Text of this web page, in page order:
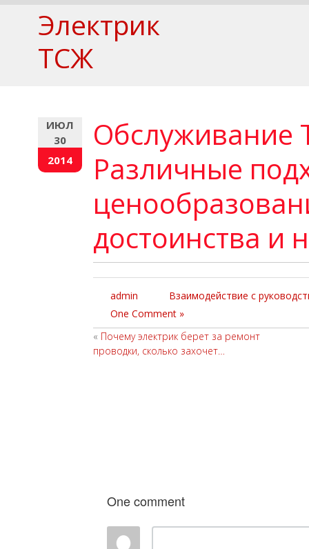
Электрик
ТСЖ
ИЮЛ
30
2014
Обслуживание
Различные
достоинства и
admin
Взаимодействие с
One Comment »
« Почему электрик берет за ремонт
проводки, сколько захочет…
One comment